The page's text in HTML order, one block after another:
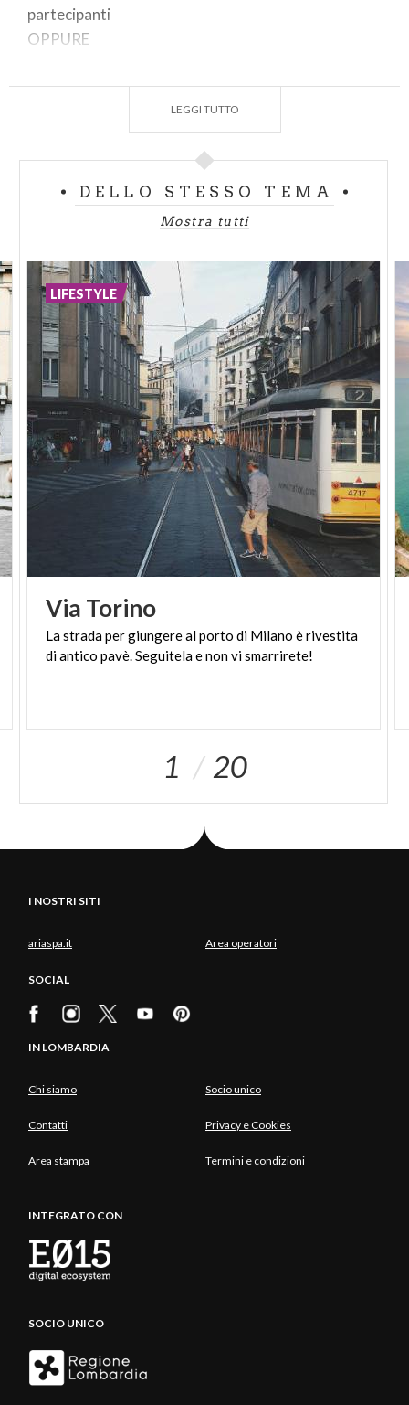
partecipanti
OPPURE
gruppo di prenotazione, senza aggiunta di visitatori
esterni). Min 3 partecipanti.
Per info e prenotazioni scrivere a
LEGGI TUTTO
DELLO STESSO TEMA
Mostra tutti
Via Torino
Lastradapergiungerealporto di Milano èrivestita
diantico pavè. Seguitelaenonvismarrirete!
LIFESTYLE
1 20
I NOSTRI SITI
ariaspa.it Area operatori
SOCIAL
IN LOMBARDIA
Chi siamo Socio unico
Contatti Privacy e Cookies
Area stampa Termini e condizioni
INTEGRATO CON
SOCIO UNICO